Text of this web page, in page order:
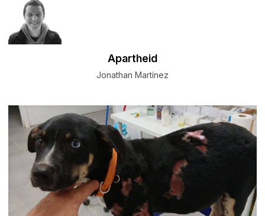
Apartheid
Jonathan Martínez